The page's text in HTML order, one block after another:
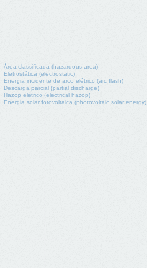
Área classificada (hazardous area)
Eletrostática (electrostatic)
Energia incidente de arco elétrico (arc flash)
Descarga parcial (partial discharge)
Hazop elétrico (electrical hazop)
Energia solar fotovoltaica (photovoltaic solar energy)